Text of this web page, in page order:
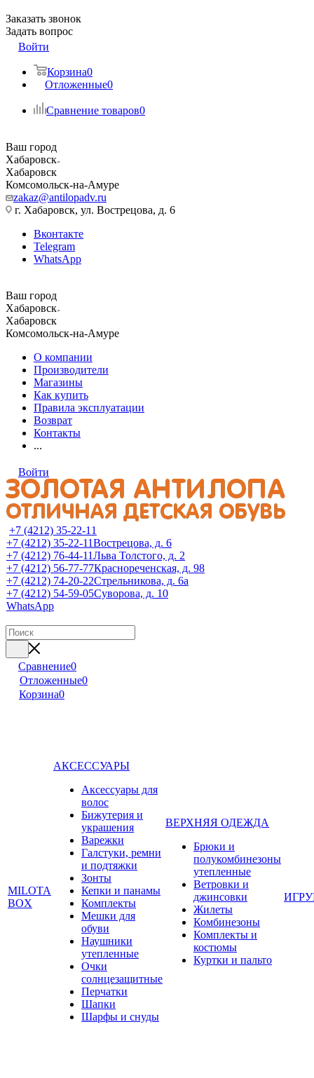
Заказать звонок
Задать вопрос
Войти
Корзина0
Отложенные0
Сравнение товаров0
Ваш город
Хабаровск
Хабаровск
Комсомольск-на-Амуре
zakaz@antilopadv.ru
г. Хабаровск, ул. Вострецова, д. 6
Вконтакте
Telegram
WhatsApp
Ваш город
Хабаровск
Хабаровск
Комсомольск-на-Амуре
О компании
Производители
Магазины
Как купить
Правила эксплуатации
Возврат
Контакты
...
Войти
+7 (4212) 35-22-11
+7 (4212) 35-22-11Вострецова, д. 6
+7 (4212) 76-44-11Льва Толстого, д. 2
+7 (4212) 56-77-77Краснореченская, д. 98
+7 (4212) 74-20-22Стрельникова, д. 6а
+7 (4212) 54-59-05Суворова, д. 10
WhatsApp
Сравнение0
Отложенные0
Корзина0
MILOTA
BOX
АКСЕССУАРЫ
Аксессуары для
волос
Бижутерия и
украшения
Варежки
Галстуки, ремни
и подтяжки
Зонты
Кепки и панамы
Комплекты
Мешки для
обуви
Наушники
утепленные
Очки
солнцезащитные
Перчатки
Шапки
Шарфы и снуды
ВЕРХНЯЯ ОДЕЖДА
Брюки и
полукомбинезоны
утепленные
Ветровки и
джинсовки
Жилеты
Комбинезоны
Комплекты и
костюмы
Куртки и пальто